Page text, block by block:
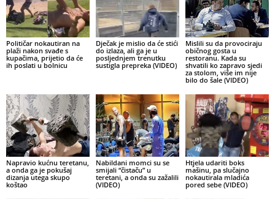
Političar nokautiran na
plaži nakon svađe s
kupačima, prijetio da će
ih poslati u bolnicu
Dječak je mislio da će stići
do izlaza, ali ga je u
posljednjem trenutku
sustigla prepreka (VIDEO)
Mislili su da provociraju
običnog gosta u
restoranu. Kada su
shvatili ko zapravo sjedi
za stolom, više im nije
bilo do šale (VIDEO)
Napravio kućnu teretanu,
a onda ga je pokušaj
dizanja utega skupo
koštao
Nabildani momci su se
smijali “čistaču” u
teretani, a onda su zažalili
(VIDEO)
Htjela udariti boks
mašinu, pa slučajno
nokautirala mladića
pored sebe (VIDEO)